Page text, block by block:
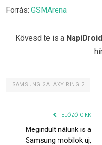
Forrás: GSMArena
Kövesd te is a
SAMSUNG GALAXY RING 2
ELŐZŐ CIKK
Megindult nálunk is a
Samsung mobilok új,